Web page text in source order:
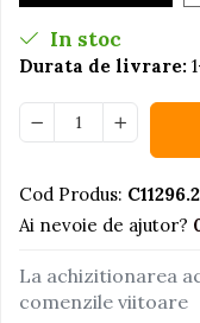
Jucarii educative din
Muzica si instrumente
Plastilina
Proiectoare
Saltelute si centre
Set Avioane si
In stoc
Durata de livrare:
Cod Produs: C11296.2
Ai nevoie de ajutor?
La achizitionarea
comenzile viitoare